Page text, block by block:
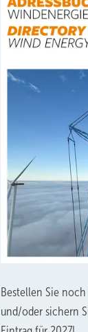
Bestellen Sie noch
und/oder sichern